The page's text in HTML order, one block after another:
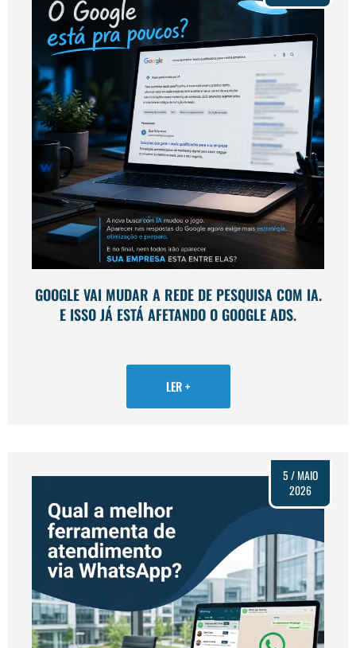
GOOGLE VAI MUDAR A REDE DE PESQUISA COM IA.
E ISSO JÁ ESTÁ AFETANDO O GOOGLE ADS.
LER +
5 / MAIO
2026